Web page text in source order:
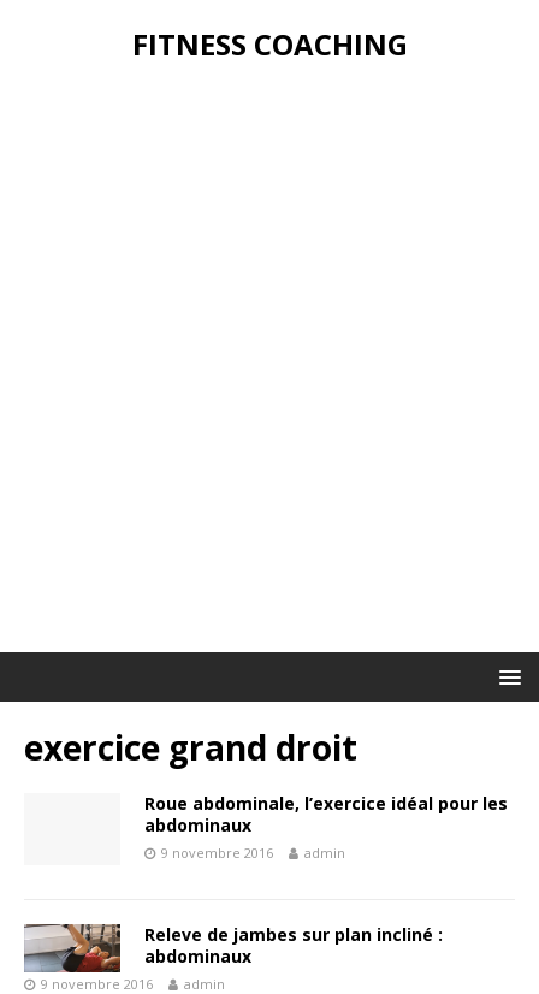
FITNESS COACHING
exercice grand droit
Roue abdominale, l’exercice idéal pour les
abdominaux
9 novembre 2016 admin
Releve de jambes sur plan incliné :
abdominaux
9 novembre 2016 admin